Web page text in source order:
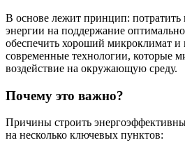
В основе лежит принцип:
энергии на поддержание
обеспечить хороший микроклимат и
современные технологии, которые
воздействие на окружающую среду.
Почему это важно?
Причины строить
на несколько ключевых пунктов: